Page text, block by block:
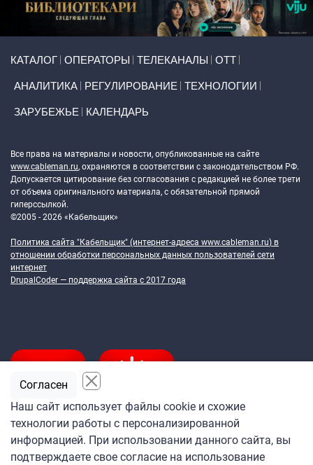
КАТАЛОГ ОПЕРАТОРЫ ТЕЛЕКАНАЛЫ ОТТ
АНАЛИТИКА РЕГУЛИРОВАНИЕ ТЕХНОЛОГИИ
ЗАРУБЕЖЬЕ КАЛЕНДАРЬ
Все права на материалы и новости, опубликованные на сайте
www.cableman.ru, охраняются в соответствии с законодательством РФ.
Допускается цитирование без согласования с редакцией не более трети
от объема оригинального материала, с обязательной прямой
гиперссылкой.
©2005 - 2026 «Кабельщик»
Политика сайта "Кабельщик" (интернет-адреса www.cableman.ru) в
отношении обработки персональных данных пользователей сети
интернет
DrupalCoder — поддержка сайта c 2017 года
Подпишитесь
на ежедневную рассылку
Наш сайт использует файлы cookie и схожие
технологии работы с персонализированной
информацией. При использовании данного сайта, вы
подтверждаете свое согласие на использование
Согласен